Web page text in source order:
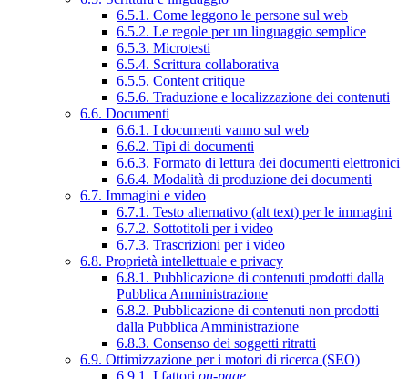
6.5.1. Come leggono le persone sul web
6.5.2. Le regole per un linguaggio semplice
6.5.3. Microtesti
6.5.4. Scrittura collaborativa
6.5.5. Content critique
6.5.6. Traduzione e localizzazione dei contenuti
6.6. Documenti
6.6.1. I documenti vanno sul web
6.6.2. Tipi di documenti
6.6.3. Formato di lettura dei documenti elettronici
6.6.4. Modalità di produzione dei documenti
6.7. Immagini e video
6.7.1. Testo alternativo (alt text) per le immagini
6.7.2. Sottotitoli per i video
6.7.3. Trascrizioni per i video
6.8. Proprietà intellettuale e privacy
6.8.1. Pubblicazione di contenuti prodotti dalla
Pubblica Amministrazione
6.8.2. Pubblicazione di contenuti non prodotti
dalla Pubblica Amministrazione
6.8.3. Consenso dei soggetti ritratti
6.9. Ottimizzazione per i motori di ricerca (SEO)
6.9.1. I fattori on-page